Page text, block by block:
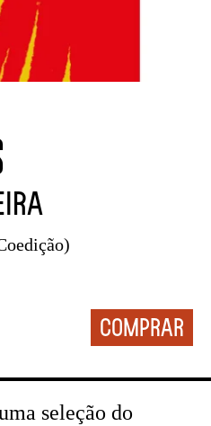
seleção do